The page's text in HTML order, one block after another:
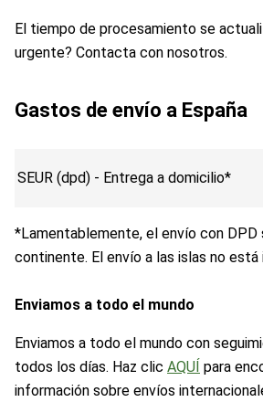
El tiempo de procesamiento se
urgente? Contacta con nosotros.
Gastos de envío a España
SEUR (dpd) - Entrega a domicilio*
*Lamentablemente, el envío con DPD
continente. El envío a las islas no está
Enviamos a todo el mundo
Enviamos a todo el mundo con
todos los días. Haz clic AQUÍ para
información sobre envíos